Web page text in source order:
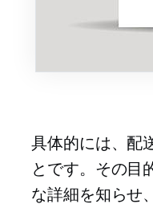
具体的には、配
とです。その目
な詳細を知らせ